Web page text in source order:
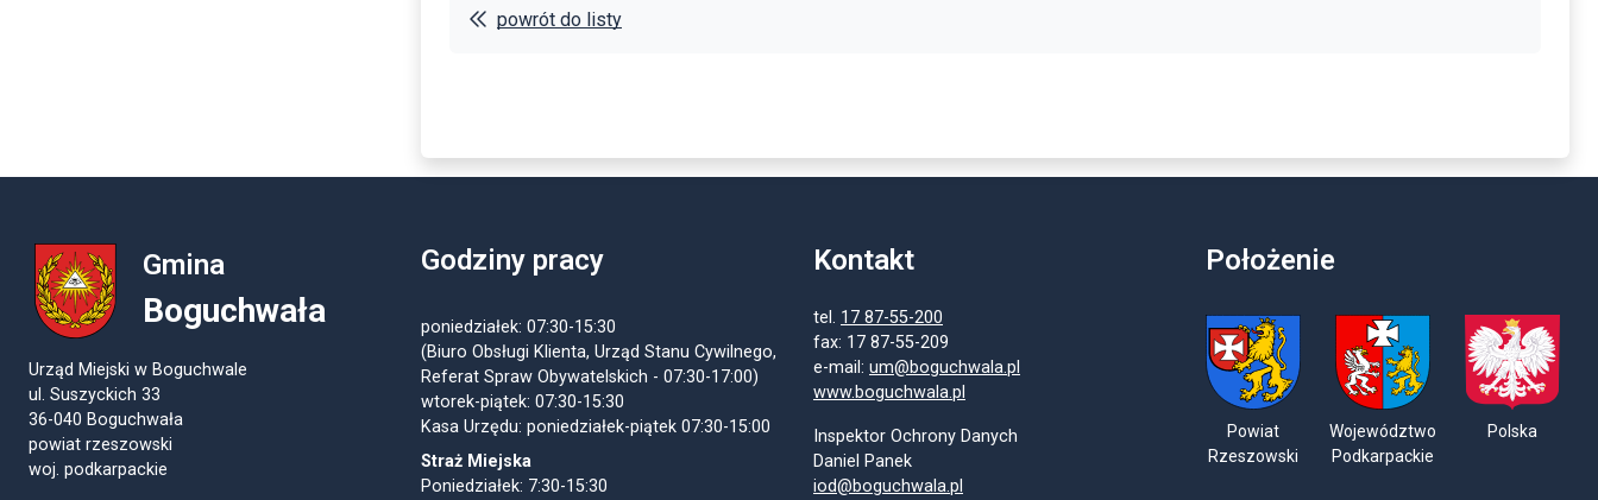
powrót do listy
Gmina
Boguchwała
Urząd Miejski w Boguchwale
ul. Suszyckich 33
36-040 Boguchwała
powiat rzeszowski
woj. podkarpackie
Godziny pracy
poniedziałek: 07:30-15:30
(Biuro Obsługi Klienta, Urząd Stanu Cywilnego,
Referat Spraw Obywatelskich - 07:30-17:00)
wtorek-piątek: 07:30-15:30
Kasa Urzędu: poniedziałek-piątek 07:30-15:00
Straż Miejska
Poniedziałek: 7:30-15:30
Kontakt
tel. 17 87-55-200
fax: 17 87-55-209
e-mail: um@boguchwala.pl
www.boguchwala.pl
Inspektor Ochrony Danych
Daniel Panek
iod@boguchwala.pl
Położenie
Powiat
Rzeszowski
Województwo
Podkarpackie
Polska